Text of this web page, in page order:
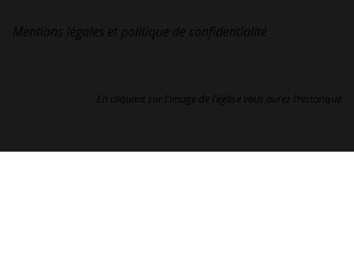
Mentions légales et politique de confidentialité
En cliquant sur l'image de l'église vous aurez l’historique